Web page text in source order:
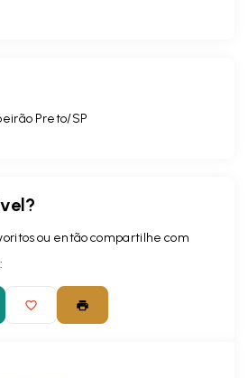
Preto/SP
ou então compartilhe com